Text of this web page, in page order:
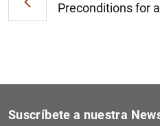
Preconditions for
Suscríbete a nuestra